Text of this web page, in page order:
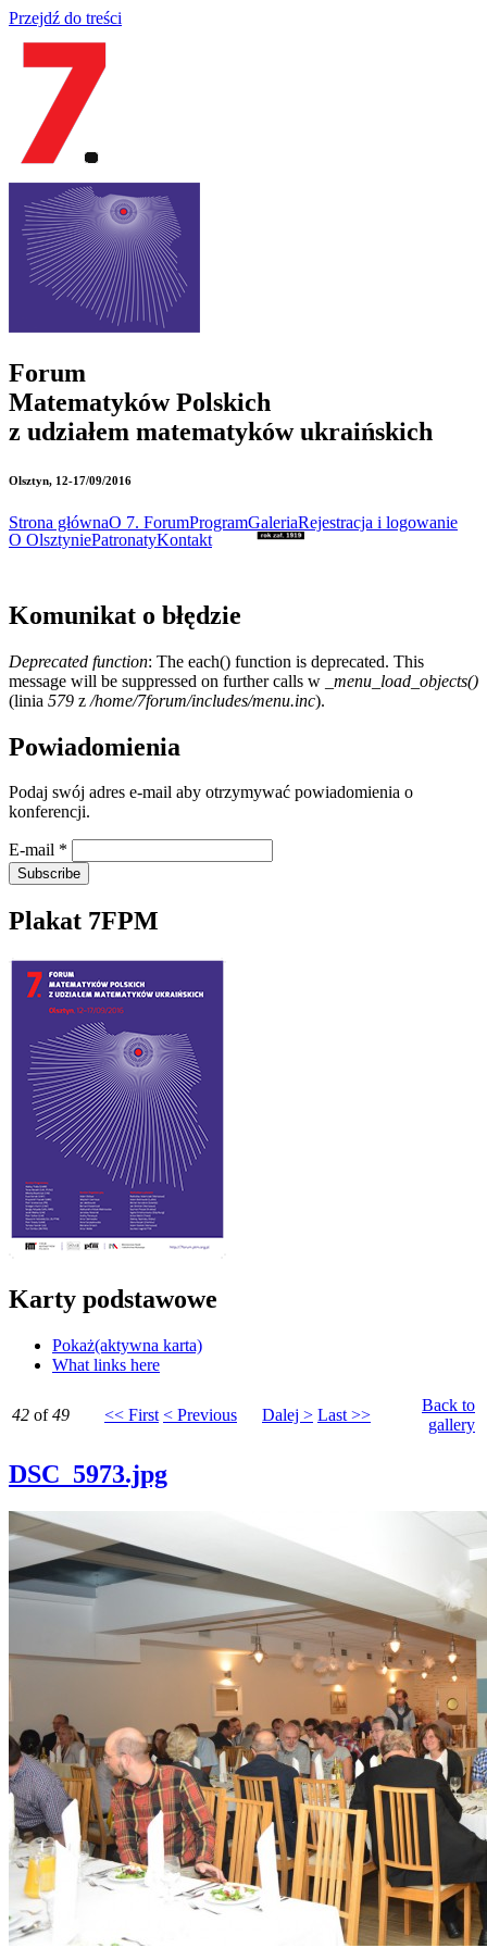
Przejdź do treści
Forum
Matematyków Polskich
z udziałem matematyków ukraińskich
Olsztyn, 12-17/09/2016
Strona głównaO 7. ForumProgramGaleriaRejestracja i logowanie
O OlsztyniePatronatyKontakt
Komunikat o błędzie
Deprecated function: The each() function is deprecated. This
message will be suppressed on further calls w
_menu_load_objects()
(linia 579 z /home/7forum/includes/menu.inc).
Powiadomienia
Podaj swój adres e-mail aby otrzymywać powiadomienia o
konferencji.
E-mail *
Plakat 7FPM
Karty podstawowe
Pokaż(aktywna karta)
What links here
42 of49 << First < Previous Dalej > Last >>
Back to
gallery
DSC_5973.jpg